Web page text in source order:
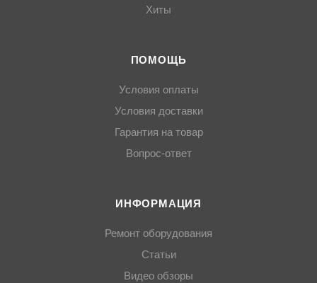
Хиты
ПОМОЩЬ
Условия оплаты
Условия доставки
Гарантия на товар
Вопрос-ответ
ИНФОРМАЦИЯ
Ремонт оборудования
Статьи
Видео обзоры